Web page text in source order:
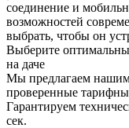
соединение и
возможностей
выбрать, чтобы он
Выберите
на даче
Мы предлагаем
проверенные
Гарантируем
сек.